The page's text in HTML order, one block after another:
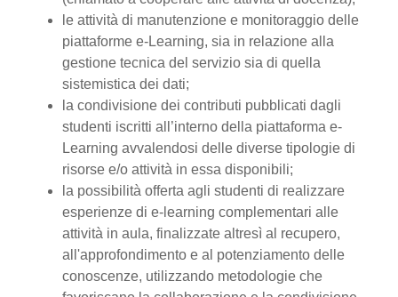
le attività di manutenzione e monitoraggio delle
piattaforme e-Learning, sia in relazione alla
gestione tecnica del servizio sia di quella
sistemistica dei dati;
la condivisione dei contributi pubblicati dagli
studenti iscritti all’interno della piattaforma e-
Learning avvalendosi delle diverse tipologie di
risorse e/o attività in essa disponibili;
la possibilità offerta agli studenti di realizzare
esperienze di e-learning complementari alle
attività in aula, finalizzate altresì al recupero,
all'approfondimento e al potenziamento delle
conoscenze, utilizzando metodologie che